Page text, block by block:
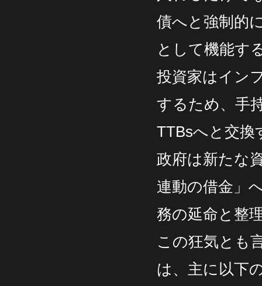
債へと強制的
として機能す
投資家はイン
するため、手
TTBsへと交換
政府は新たな
連動の借金」
務の延命と整
この狂気とも
は、主に以下